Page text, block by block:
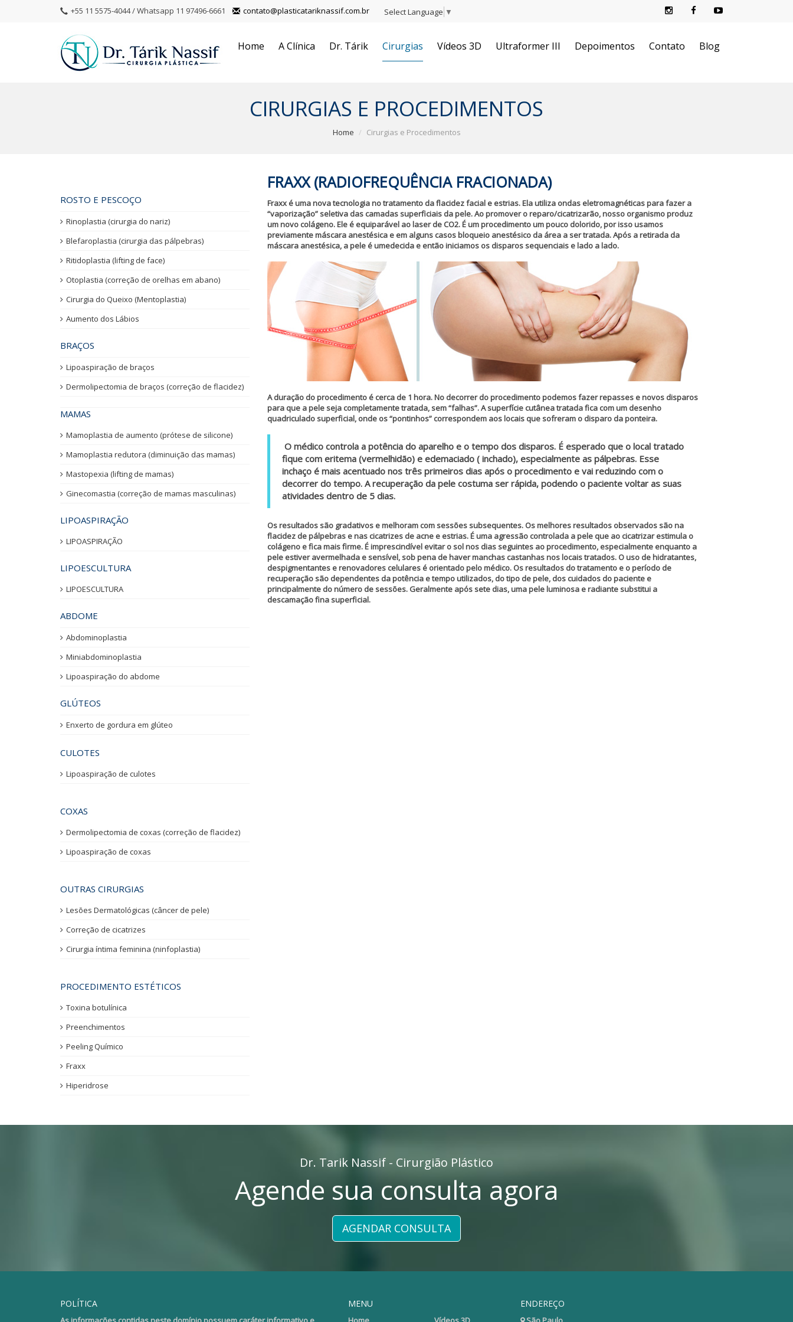
+55 11 5575-4044 / Whatsapp 11 97496-6661 contato@plasticatariknassif.com.br Select Language ▼
Home A Clínica Dr. Tárik Cirurgias Vídeos 3D Ultraformer III Depoimentos Contato Blog
CIRURGIAS E PROCEDIMENTOS
Home Cirurgias e Procedimentos
ROSTO E PESCOÇO
Rinoplastia (cirurgia do nariz)
Blefaroplastia (cirurgia das pálpebras)
Ritidoplastia (lifting de face)
Otoplastia (correção de orelhas em abano)
Cirurgia do Queixo (Mentoplastia)
Aumento dos Lábios
BRAÇOS
Lipoaspiração de braços
Dermolipectomia de braços (correção de flacidez)
MAMAS
Mamoplastia de aumento (prótese de silicone)
Mamoplastia redutora (diminuição das mamas)
Mastopexia (lifting de mamas)
Ginecomastia (correção de mamas masculinas)
LIPOASPIRAÇÃO
LIPOASPIRAÇÃO
LIPOESCULTURA
LIPOESCULTURA
ABDOME
Abdominoplastia
Miniabdominoplastia
Lipoaspiração do abdome
GLÚTEOS
Enxerto de gordura em glúteo
CULOTES
Lipoaspiração de culotes
COXAS
Dermolipectomia de coxas (correção de flacidez)
Lipoaspiração de coxas
OUTRAS CIRURGIAS
Lesões Dermatológicas (câncer de pele)
Correção de cicatrizes
Cirurgia íntima feminina (ninfoplastia)
PROCEDIMENTO ESTÉTICOS
Toxina botulínica
Preenchimentos
Peeling Químico
Fraxx
Hiperidrose
FRAXX (RADIOFREQUÊNCIA FRACIONADA)
Fraxx é uma nova tecnologia no tratamento da flacidez facial e estrias. Ela utiliza ondas eletromagnéticas para fazer a
“vaporização” seletiva das camadas superficiais da pele. Ao promover o reparo/cicatrizarão, nosso organismo produz
um novo colágeno. Ele é equiparável ao laser de CO2. É um procedimento um pouco dolorido, por isso usamos
previamente máscara anestésica e em alguns casos bloqueio anestésico da área a ser tratada. Após a retirada da
máscara anestésica, a pele é umedecida e então iniciamos os disparos sequenciais e lado a lado.
A duração do procedimento é cerca de 1 hora. No decorrer do procedimento podemos fazer repasses e novos disparos
para que a pele seja completamente tratada, sem “falhas”. A superfície cutânea tratada fica com um desenho
quadriculado superficial, onde os “pontinhos” correspondem aos locais que sofreram o disparo da ponteira.
O médico controla a potência do aparelho e o tempo dos disparos. É esperado que o local tratado
fique com eritema (vermelhidão) e edemaciado ( inchado), especialmente as pálpebras. Esse
inchaço é mais acentuado nos três primeiros dias após o procedimento e vai reduzindo com o
decorrer do tempo. A recuperação da pele costuma ser rápida, podendo o paciente voltar as suas
atividades dentro de 5 dias.
Os resultados são gradativos e melhoram com sessões subsequentes. Os melhores resultados observados são na
flacidez de pálpebras e nas cicatrizes de acne e estrias. É uma agressão controlada a pele que ao cicatrizar estimula o
colágeno e fica mais firme. É imprescindível evitar o sol nos dias seguintes ao procedimento, especialmente enquanto a
pele estiver avermelhada e sensível, sob pena de haver manchas castanhas nos locais tratados. O uso de hidratantes,
despigmentantes e renovadores celulares é orientado pelo médico. Os resultados do tratamento e o período de
recuperação são dependentes da potência e tempo utilizados, do tipo de pele, dos cuidados do paciente e
principalmente do número de sessões. Geralmente após sete dias, uma pele luminosa e radiante substitui a
descamação fina superficial.
Dr. Tarik Nassif - Cirurgião Plástico
Agende sua consulta agora
AGENDAR CONSULTA
POLÍTICA MENU ENDEREÇO